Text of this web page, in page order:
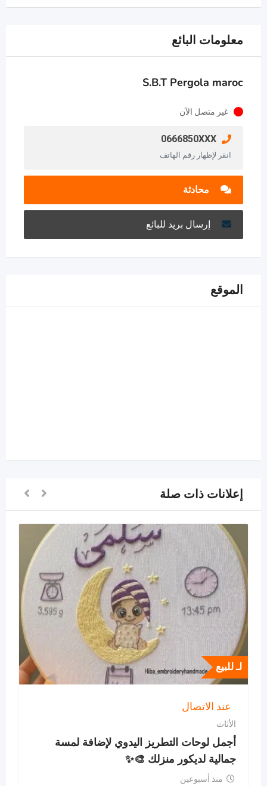
معلومات البائع
S.B.T Pergola maroc
غير متصل الآن
0666850XXX
انقر لإظهار رقم الهاتف
محادثة
إرسال بريد للبائع
الموقع
إعلانات ذات صلة
لـ للبيع
عند الاتصال
الأثاث
​أجمل لوحات التطريز اليدوي لإضافة لمسة
جمالية لديكور منزلك 🎨✨
منذ أسبوعين